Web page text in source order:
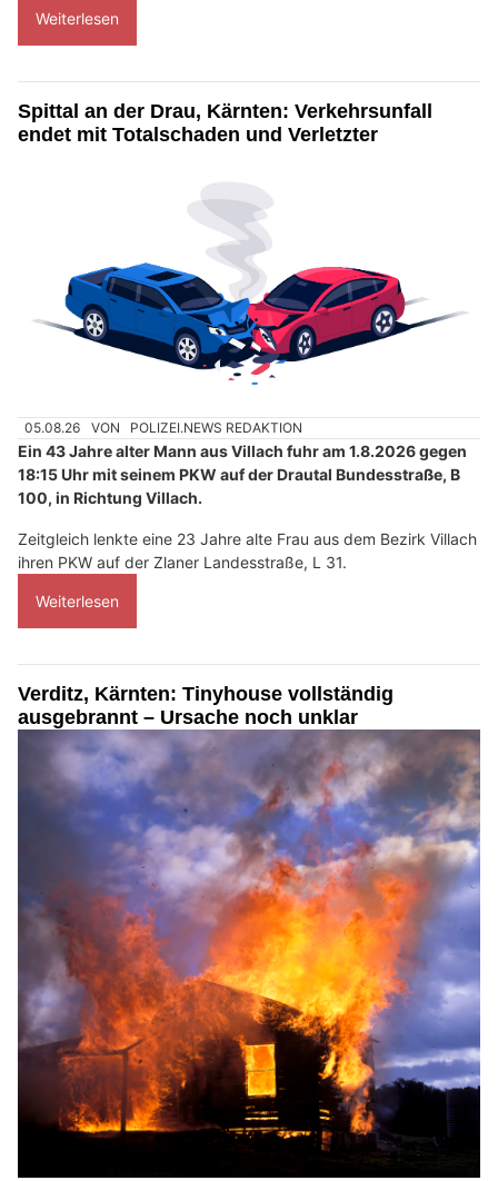
Weiterlesen
Spittal an der Drau, Kärnten: Verkehrsunfall
endet mit Totalschaden und Verletzter
05.08.26 VON POLIZEI.NEWS REDAKTION
Ein 43 Jahre alter Mann aus Villach fuhr am 1.8.2026 gegen
18:15 Uhr mit seinem PKW auf der Drautal Bundesstraße, B
100, in Richtung Villach.
Zeitgleich lenkte eine 23 Jahre alte Frau aus dem Bezirk Villach
ihren PKW auf der Zlaner Landesstraße, L 31.
Weiterlesen
Verditz, Kärnten: Tinyhouse vollständig
ausgebrannt – Ursache noch unklar